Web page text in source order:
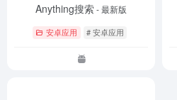
Anything搜索- 最新版
安卓应用 # 安卓应用